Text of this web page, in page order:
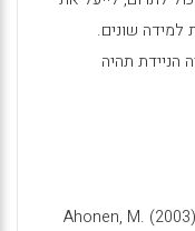
למידה שונים.
הניידת תהיה
Ahonen, M.